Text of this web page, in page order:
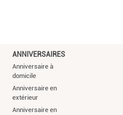
ANNIVERSAIRES
Anniversaire à
domicile
Anniversaire en
extérieur
Anniversaire en